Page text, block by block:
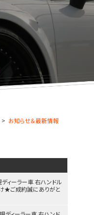
お知らせ＆最新情報
ィーラー車 右ハンドル
★ご成約誠にありがと